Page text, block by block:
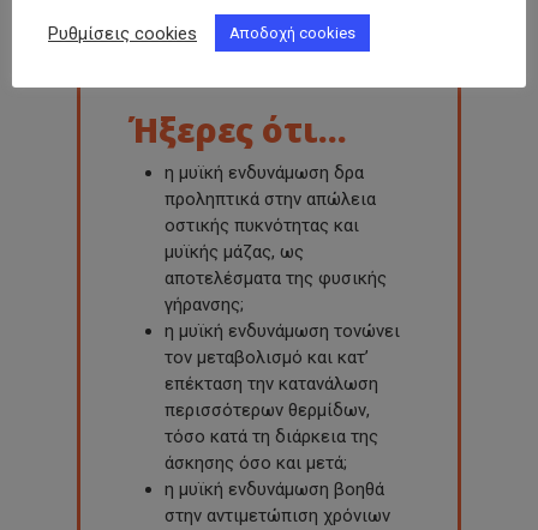
Ήξερες ότι...
η μυϊκή ενδυνάμωση δρα
προληπτικά στην απώλεια
οστικής πυκνότητας και
μυϊκής μάζας, ως
αποτελέσματα της φυσικής
γήρανσης;
η μυϊκή ενδυνάμωση τονώνει
τον μεταβολισμό και κατ’
επέκταση την κατανάλωση
περισσότερων θερμίδων,
τόσο κατά τη διάρκεια της
άσκησης όσο και μετά;
η μυϊκή ενδυνάμωση βοηθά
στην αντιμετώπιση χρόνιων
Ρυθμίσεις cookies Αποδοχή cookies